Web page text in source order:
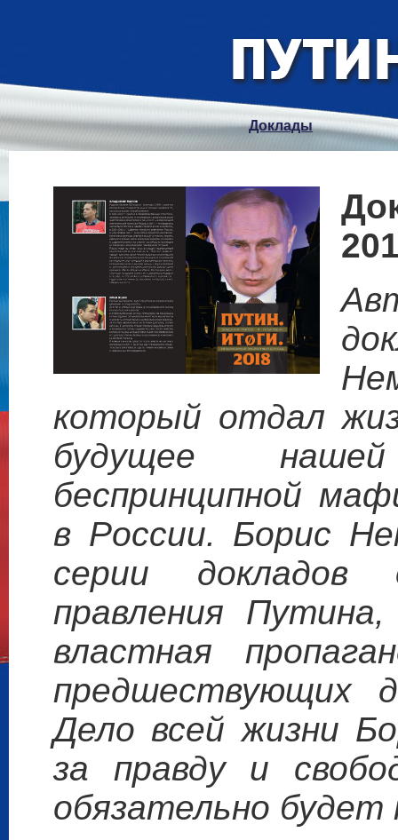
Доклады
который отдал
будущее
беспринципной
в России. Борис
серии
правления
властная
предшествующих
Дело всей жизни
за правду и
обязательно будет